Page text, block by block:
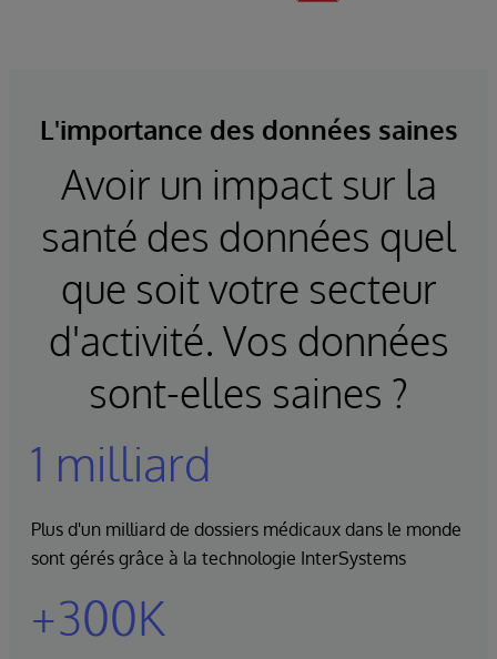
L'importance des données saines
Avoir un impact sur la
santé des données quel
que soit votre secteur
d'activité. Vos données
sont-elles saines ?
1 milliard
Plus d'un milliard de dossiers médicaux dans le monde
sont gérés grâce à la technologie InterSystems
+300K